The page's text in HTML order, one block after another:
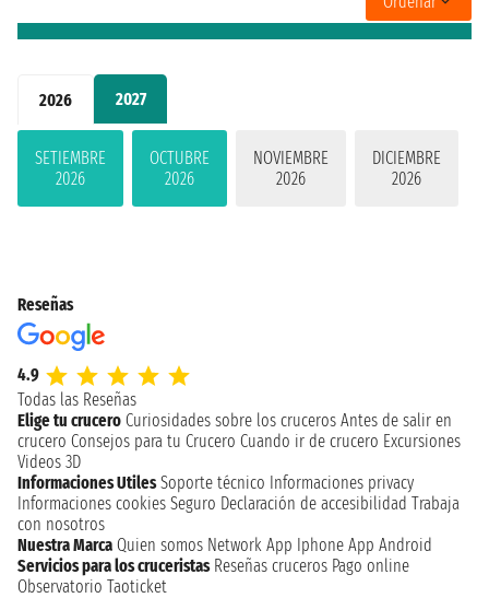
2026 2027
SETIEMBRE
2026
OCTUBRE
2026
NOVIEMBRE
2026
DICIEMBRE
2026
Reseñas
4.9
Todas las Reseñas
Elige tu crucero Curiosidades sobre los cruceros Antes de salir en
crucero Consejos para tu Crucero Cuando ir de crucero Excursiones
Videos 3D
Informaciones Utiles Soporte técnico Informaciones privacy
Informaciones cookies Seguro Declaración de accesibilidad Trabaja
con nosotros
Nuestra Marca Quien somos Network App Iphone App Android
Servicios para los cruceristas Reseñas cruceros Pago online
Observatorio Taoticket